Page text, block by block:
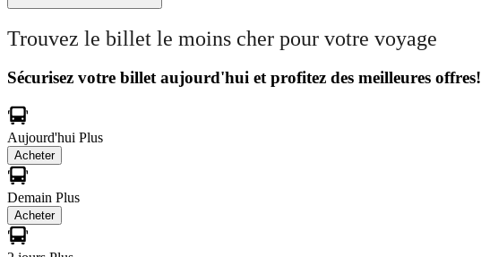
Trouvez le billet le moins cher pour votre voyage
Sécurisez votre billet aujourd'hui et profitez des meilleures offres!
Aujourd'hui Plus
Acheter
Demain Plus
Acheter